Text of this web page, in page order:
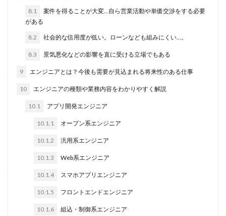
8.1
案件を得ることが大変…自ら営業活動や単価交渉をする必要
がある
8.2 社会的な信用度が低い。ローンなども組みにくい…。
8.3 景気悪化などの影響を直に受ける立場でもある
9 エンジニアとは？今後も需要が見込まれる将来性のある仕事
10 エンジニアの種類や業務内容をわかりやすく解説
10.1 アプリ開発エンジニア
10.1.1 オープン系エンジニア
10.1.2 汎用系エンジニア
10.1.3 Web系エンジニア
10.1.4 スマホアプリエンジニア
10.1.5 フロントエンドエンジニア
10.1.6 組込・制御系エンジニア